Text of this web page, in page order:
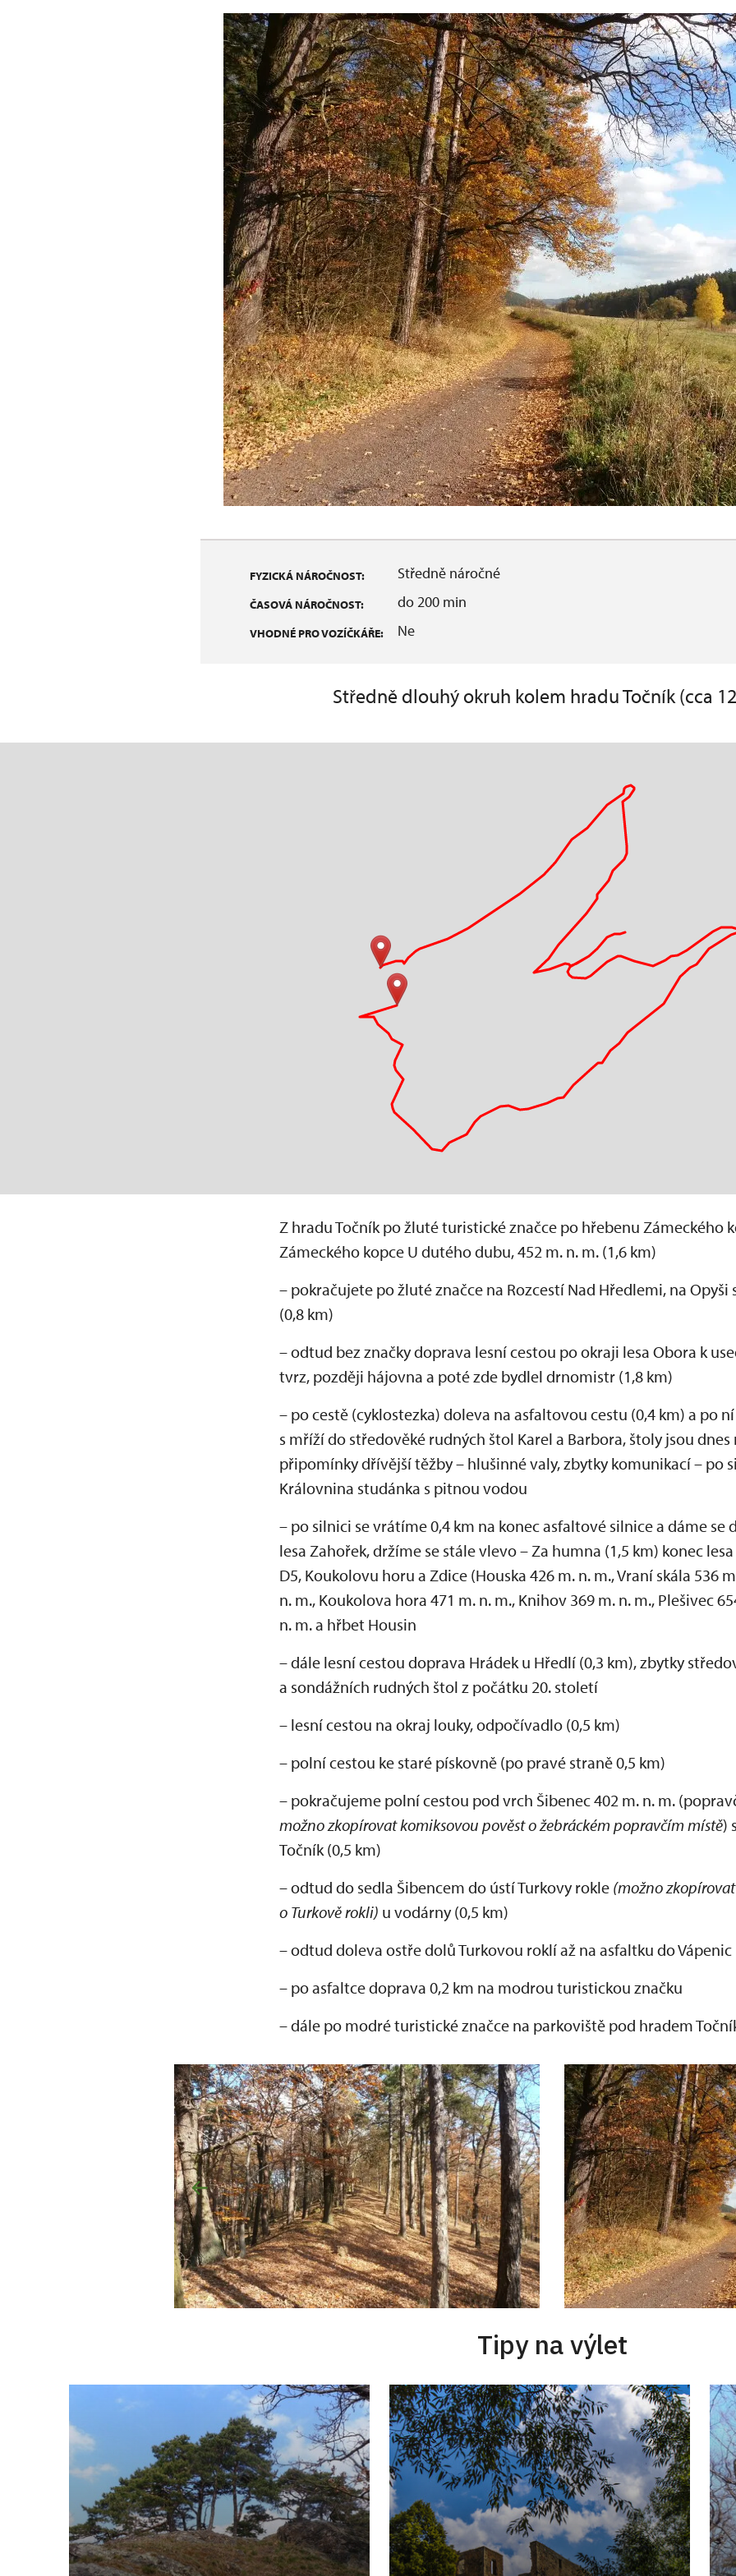
FYZICKÁ NÁROČNOST: Středně náročné
ČASOVÁ NÁROČNOST: do 200 min
VHODNÉ PRO VOZÍČKÁŘE: Ne
Středně dlouhý okruh kolem hradu Točník (cca
Z hradu Točník po žluté turistické značce po hřebenu Zámeckého
Zámeckého kopce U dutého dubu, 452 m. n. m. (1,6 km)
– pokračujete po žluté značce na Rozcestí Nad Hředlemi, na
(0,8 km)
– odtud bez značky doprava lesní cestou po okraji lesa Obora k
tvrz, později hájovna a poté zde bydlel drnomistr (1,8 km)
– po cestě (cyklostezka) doleva na asfaltovou cestu (0,4 km) a po
s mříží do středověké rudných štol Karel a Barbora, štoly jsou
připomínky dřívější těžby – hlušinné valy, zbytky komunikací – po
Královnina studánka s pitnou vodou
– po silnici se vrátíme 0,4 km na konec asfaltové silnice a dáme se
lesa Zahořek, držíme se stále vlevo – Za humna (1,5 km) konec
D5, Koukolovu horu a Zdice (Houska 426 m. n. m., Vraní skála 536
n. m., Koukolova hora 471 m. n. m., Knihov 369 m. n. m., Plešivec
n. m. a hřbet Housin
– dále lesní cestou doprava Hrádek u Hředlí (0,3 km), zbytky
a sondážních rudných štol z počátku 20. století
– lesní cestou na okraj louky, odpočívadlo (0,5 km)
– polní cestou ke staré pískovně (po pravé straně 0,5 km)
– pokračujeme polní cestou pod vrch Šibenec 402 m. n. m.
možno zkopírovat komiksovou pověst o žebráckém popravčím místě)
Točník (0,5 km)
– odtud do sedla Šibencem do ústí Turkovy rokle (možno
o Turkově rokli) u vodárny (0,5 km)
– odtud doleva ostře dolů Turkovou roklí až na asfaltku do Vápenic
– po asfaltce doprava 0,2 km na modrou turistickou značku
– dále po modré turistické značce na parkoviště pod hradem
Tipy na výlet